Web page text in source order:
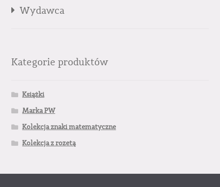
Wydawca
Kategorie produktów
Książki
Marka PW
Kolekcja znaki matematyczne
Kolekcja z rozetą